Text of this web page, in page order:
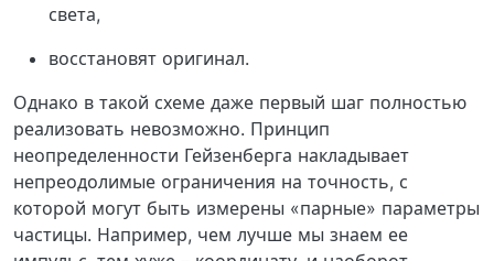
света,
восстановят оригинал.
Однако в такой схеме даже первый шаг полностью
реализовать невозможно. Принцип
неопределенности Гейзенберга накладывает
непреодолимые ограничения на точность, с
которой могут быть измерены «парные» параметры
частицы. Например, чем лучше мы знаем ее